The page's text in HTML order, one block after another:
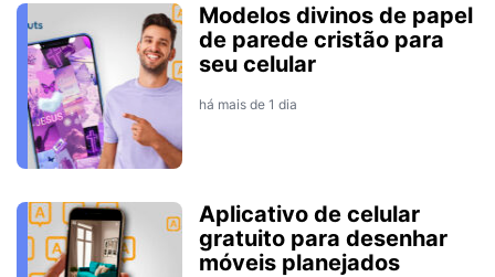
Modelos divinos de papel
de parede cristão para
seu celular
há mais de 1 dia
Aplicativo de celular
gratuito para desenhar
móveis planejados